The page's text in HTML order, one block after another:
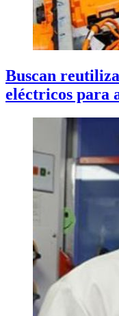
Buscan
eléctricos para